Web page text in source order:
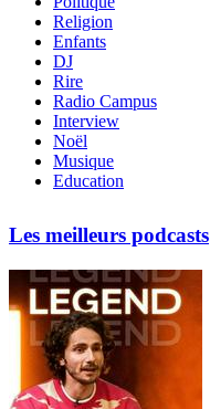
Religion
Enfants
DJ
Rire
Radio Campus
Interview
Noël
Musique
Education
Les meilleurs podcasts